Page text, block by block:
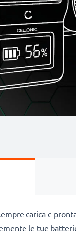
carica e
le tue